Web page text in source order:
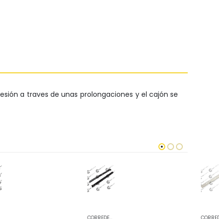
a traves de unas prolongaciones y el cajón se